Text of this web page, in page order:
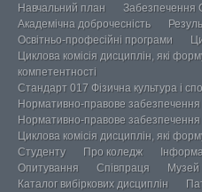
Навчальний план
Забезпечення
Академічна доброчесність
Освітньо-професійні програми
Циклова комісія дисциплін, які
компетентності
Стандарт 017 Фізична культура і
Нормативно-правове забезпечення
Нормативно-правове забезпечення
Циклова комісія дисциплін, які
Студенту
Про коледж
Опитування
Співпраця
Музей
Каталог вибіркових дисциплін